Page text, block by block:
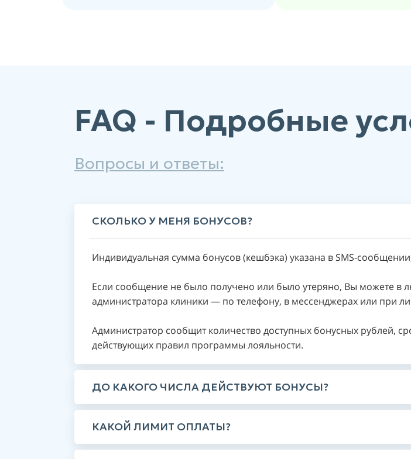
FAQ - Подробные
Вопросы и ответы:
СКОЛЬКО У МЕНЯ БОНУСОВ?
Индивидуальная сумма бонусов (кешбэка) указана в SMS-
Если сообщение не было получено или было утеряно, Вы можете в
администратора клиники — по телефону, в мессенджерах или при
Администратор сообщит количество доступных бонусных рублей,
действующих правил программы лояльности.
ДО КАКОГО ЧИСЛА ДЕЙСТВУЮТ БОНУСЫ?
КАКОЙ ЛИМИТ ОПЛАТЫ?